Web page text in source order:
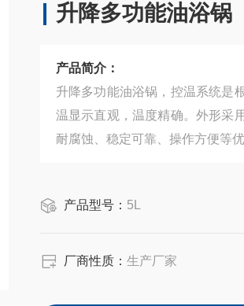
升降多功能油浴锅
产品简介：
升降多功能油浴锅，控温系统是
温显示直观，温度精确。外形采
耐腐蚀、稳定可靠、操作方便等
产品型号： 5L
厂商性质： 生产厂家